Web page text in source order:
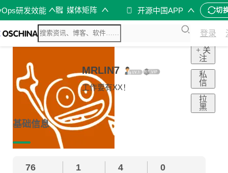
研发效能 媒体矩阵 开源中国APP 切
登录
MRLIN7
工作要有XX！
+ 关
注
私
信
拉
黑
基础信息
76 1 4 0